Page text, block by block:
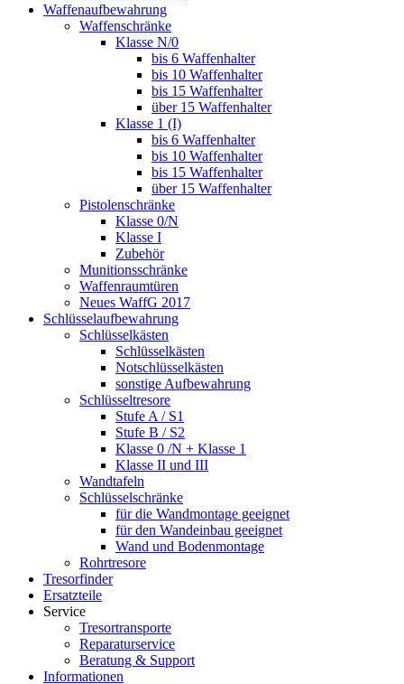
Waffenaufbewahrung
Waffenschränke
Klasse N/0
bis 6 Waffenhalter
bis 10 Waffenhalter
bis 15 Waffenhalter
über 15 Waffenhalter
Klasse 1 (I)
bis 6 Waffenhalter
bis 10 Waffenhalter
bis 15 Waffenhalter
über 15 Waffenhalter
Pistolenschränke
Klasse 0/N
Klasse I
Zubehör
Munitionsschränke
Waffenraumtüren
Neues WaffG 2017
Schlüsselaufbewahrung
Schlüsselkästen
Schlüsselkästen
Notschlüsselkästen
sonstige Aufbewahrung
Schlüsseltresore
Stufe A / S1
Stufe B / S2
Klasse 0 /N + Klasse 1
Klasse II und III
Wandtafeln
Schlüsselschränke
für die Wandmontage geeignet
für den Wandeinbau geeignet
Wand und Bodenmontage
Rohrtresore
Tresorfinder
Ersatzteile
Service
Tresortransporte
Reparaturservice
Beratung & Support
Informationen